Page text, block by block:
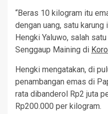
“Beras 10 kilogram itu
dengan uang, satu karung
Hengki Yaluwo, salah
Senggaup Maining di
Hengki mengatakan, di
penambangan emas di
rata dibanderol Rp2 juta
Rp200.000 per kilogram.